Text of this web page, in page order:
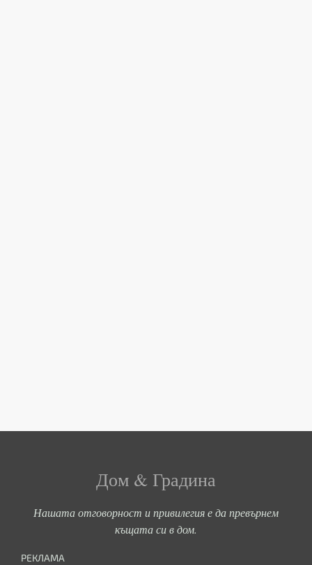
Дом & Градина
Нашата отговорност и привилегия е да превърнем
къщата си в дом.
РЕКЛАМА